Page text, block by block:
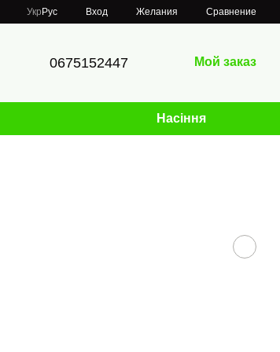
Укр Рус Вход Желания Сравнение
0675152447 Мой заказ
Насіння